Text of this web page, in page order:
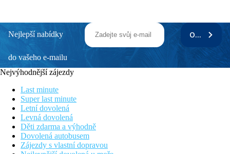
Nejlepší nabídky
do vašeho e-mailu
ODEBÍRAT
Nejvýhodnější zájezdy
Last minute
Super last minute
Letní dovolená
Levná dovolená
Děti zdarma a výhodně
Dovolená autobusem
Zájezdy s vlastní dopravou